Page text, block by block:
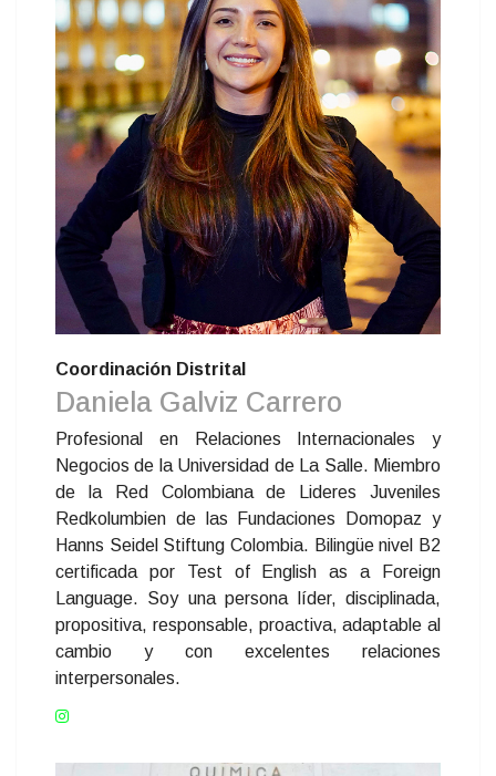
Coordinación Distrital
Daniela Galviz Carrero
Profesional en Relaciones Internacionales y
Negocios de la Universidad de La Salle. Miembro
de la Red Colombiana de Lideres Juveniles
Redkolumbien de las Fundaciones Domopaz y
Hanns Seidel Stiftung Colombia. Bilingüe nivel B2
certificada por Test of English as a Foreign
Language. Soy una persona líder, disciplinada,
propositiva, responsable, proactiva, adaptable al
cambio y con excelentes relaciones
interpersonales.